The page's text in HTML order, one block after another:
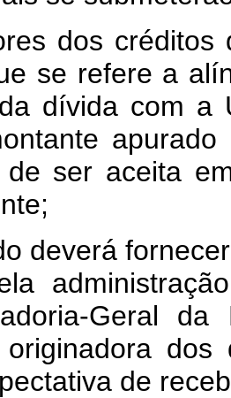
dos
se refere a
dívida com
de ser aceita
deverá
Geral
dos
de